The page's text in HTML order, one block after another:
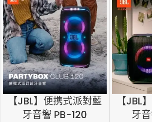
【JBL】便携式派對藍
牙音響 PB-120
【JBL
牙